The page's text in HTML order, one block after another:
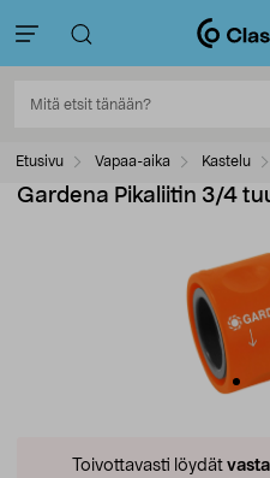
Etusivu Vapaa-aika Kastelu
Gardena Pikaliitin 3/4
Toivottavasti löydät